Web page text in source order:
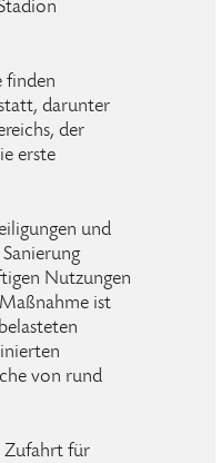
finden
darunter
der
erste
und
Nutzungen
ist
von rund
Zufahrt für